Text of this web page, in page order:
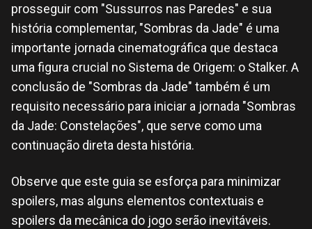
prosseguir com "Sussurros nas Paredes" e sua
história complementar, "Sombras da Jade" é uma
importante jornada cinematográfica que destaca
uma figura crucial no Sistema de Origem: o Stalker. A
conclusão de "Sombras da Jade" também é um
requisito necessário para iniciar a jornada "Sombras
da Jade: Constelações", que serve como uma
continuação direta desta história.
Observe que este guia se esforça para minimizar
spoilers, mas alguns elementos contextuais e
spoilers da mecânica do jogo serão inevitáveis.